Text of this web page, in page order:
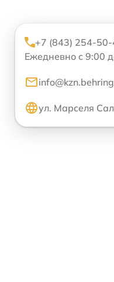
+7 (843) 254-
Ежедневно с 9:00
ул. Марселя